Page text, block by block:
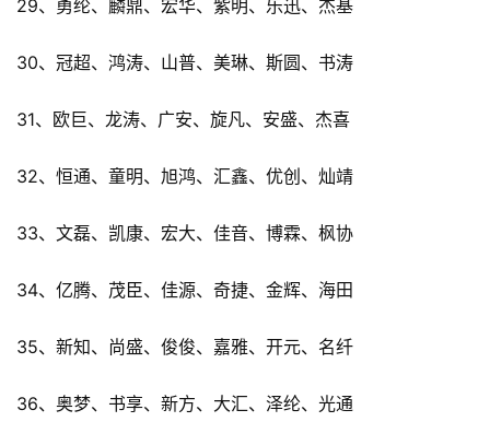
29、勇纶、麟鼎、宏华、紫明、乐迅、杰基
30、冠超、鸿涛、山普、美琳、斯圆、书涛
31、欧巨、龙涛、广安、旋凡、安盛、杰喜
32、恒通、童明、旭鸿、汇鑫、优创、灿靖
33、文磊、凯康、宏大、佳音、博霖、枫协
34、亿腾、茂臣、佳源、奇捷、金辉、海田
35、新知、尚盛、俊俊、嘉雅、开元、名纤
36、奥梦、书享、新方、大汇、泽纶、光通